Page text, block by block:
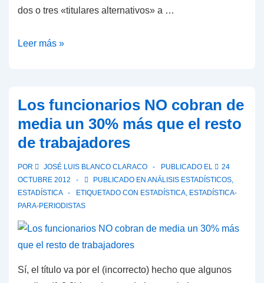
dos o tres «titulares alternativos» a …
La
trabajadores
(62%)
gana
que
la
media
Leer más »
Los funcionarios NO cobran de
media un 30% más que el resto
de trabajadores
POR JOSÉ LUIS BLANCO CLARACO PUBLICADO EL
24
OCTUBRE 2012
PUBLICADO EN ANÁLISIS ESTADÍSTICOS,
ESTADÍSTICA
ETIQUETADO CON ESTADÍSTICA, ESTADÍSTICA-
PARA-PERIODISTAS
Sí, el título va por el (incorrecto) hecho que algunos